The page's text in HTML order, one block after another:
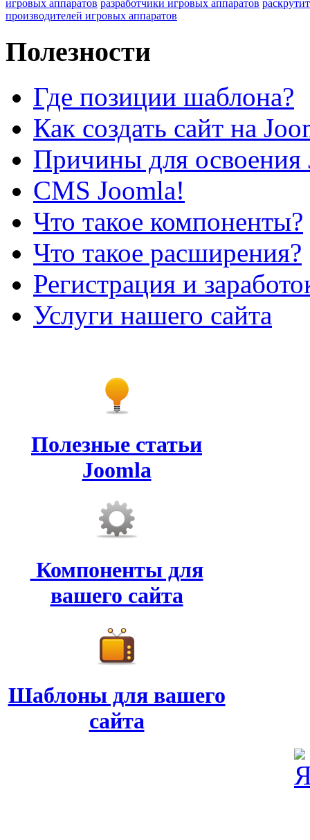
игровых аппаратов разработчики игровых аппаратов
производителей игровых аппаратов
Полезности
Где позиции шаблона?
Как создать сайт на
Причины для освоения
CMS Joomla!
Что такое компоненты?
Что такое расширения?
Регистрация и
Услуги нашего сайта
Полезные статьи
Joomla
Компоненты для
вашего сайта
Шаблоны для вашего
сайта